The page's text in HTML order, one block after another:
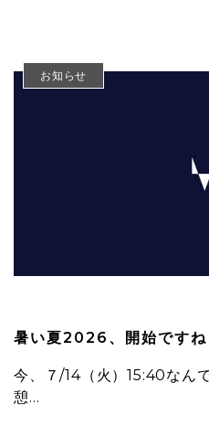
お知らせ
暑い夏2026、開始ですね
今、７/14（火）15:40なん
憩…